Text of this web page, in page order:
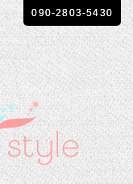
090-2803-5430